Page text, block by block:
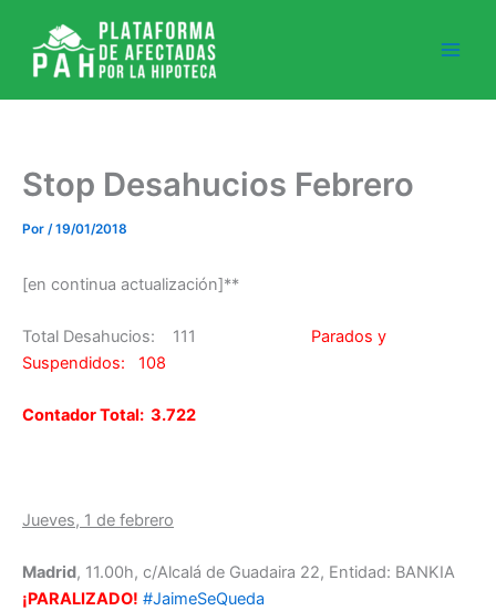
contenido
Stop Desahucios Febrero
Por /19/01/2018
[en continua actualización]**
Total Desahucios: 111 Parados y
Suspendidos: 108
Contador Total: 3.722
Jueves, 1 de febrero
Madrid, 11.00h, c/Alcalá de Guadaira 22, Entidad: BANKIA
¡PARALIZADO! #JaimeSeQueda